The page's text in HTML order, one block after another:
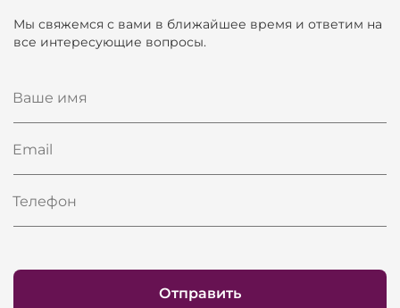
Мы свяжемся с вами в ближайшее время и ответим на
все интересующие вопросы.
Ваше имя
Email
Телефон
Отправить